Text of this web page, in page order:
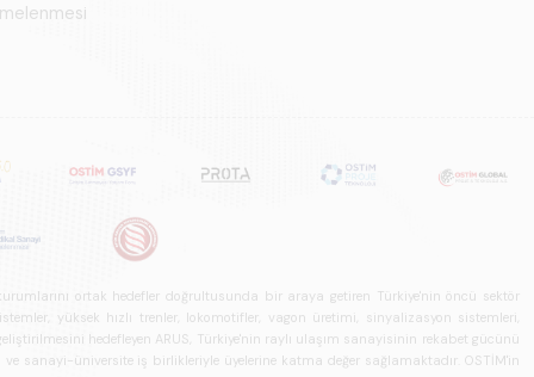
ortak hedefler doğrultusunda bir araya getiren Türkiye'nin öncü sektör
yüksek hızlı trenler, lokomotifler, vagon üretimi, sinyalizasyon sistemleri,
hedefleyen ARUS, Türkiye'nin raylı ulaşım sanayisinin rekabet gücünü
sanayi-üniversite iş birlikleriyle üyelerine katma değer sağlamaktadır. OSTİM'in